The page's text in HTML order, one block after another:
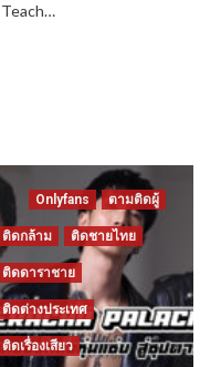
Teach…
Onlyfans ตามติดผู้
ติดกล้าม ติดชายไทย
ติดดาราชาย
ติดต่างประเทศ
ติดเรื่องเสียว